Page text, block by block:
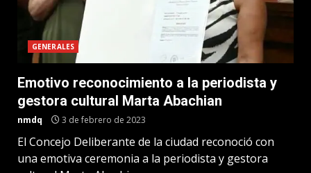
GENERALES
Emotivo reconocimiento a la periodista y
gestora cultural Marta Abachian
nmdq 3 de febrero de 2023
El Concejo Deliberante de la ciudad reconoció con
una emotiva ceremonia a la periodista y gestora